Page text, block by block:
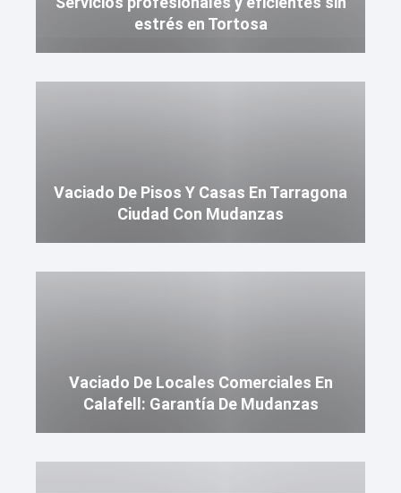
estrés en Tortosa
Vaciado De Pisos Y Casas En Tarragona
Ciudad Con Mudanzas
Vaciado De Locales Comerciales En
Calafell: Garantía De Mudanzas